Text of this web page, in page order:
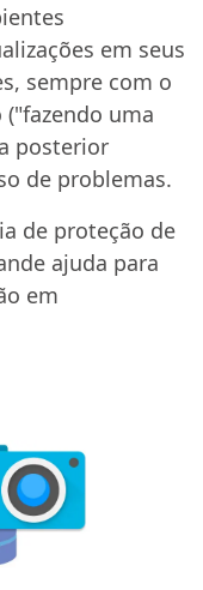
em seus
sempre com o
uma
posterior
de problemas.
de proteção de
ajuda para
em